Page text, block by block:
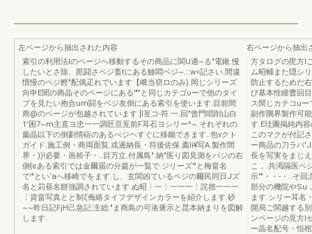
左ページから抽出された内容
索引の利用法Iのページヘ移動するその商品に関U適~る"電鍬.慢
したいとさ除、毘闘さペジ畜tにある鯵悶ベジ~.::w<記さい.間違
慣慢のペジ鰹"配偶疋れでいます【峨当窃ロのみ).岡じシリーズ
向申E聞の商晶そのページにある'"''と同じカテゴυーで他のタイ
プを見たい抱合um闘をベジ友倒にある索引を使います.目前間
商@のページが包越されています.[I亙コ-符.一.回"曾門唱削山白
1'困7~m主直ヨ忠一一調匠亘亙前F耳石ヨシリー^~.それぞれの
薗晶以下の倒劃情硲のあるべジヘすぐに移鋤できます..包νクト
ガイド.施工例・商両面覧.戎過納長・符後佐保.薦Ii¥写A.製作間
界・))!必要・画裕子・..目万立.付属島".納"医り図見測をパジの右
側{εある索引では金爾届の分篇が一覧で.ジリーズ'"と梅畠名
で'"とい‘aへ移崎でをます.し、玄関凶ているペジの爾民同日Jズ
名と苅昼名餅強調されています.ぬ昭⋮一⋮一一一⋮詫措一一一
⋮資畠写真とと制ζ侮絡タイフデザインカラーを紹介します.砂
~~昨日記FjH己急記:主総."ま商島の可洛褒示と昆本納まりを図解
します.
右ページから抽出
方タログの毘方I
ム昭輔また隠シ
防止するためだ
び基本性瞳曹回
ス間じカテコuー
副作隅界製作可
す.E珪圃掲純内
このマクが付記
ー商品の刀ラパ
長を写実をまじ
こ，.共渇隔医ペ
示""・・-・..そ回
部分の機院やSu
ます.シリー耳名
開局ご関越する
ンページの見方I
ー晶名配号・恒棺